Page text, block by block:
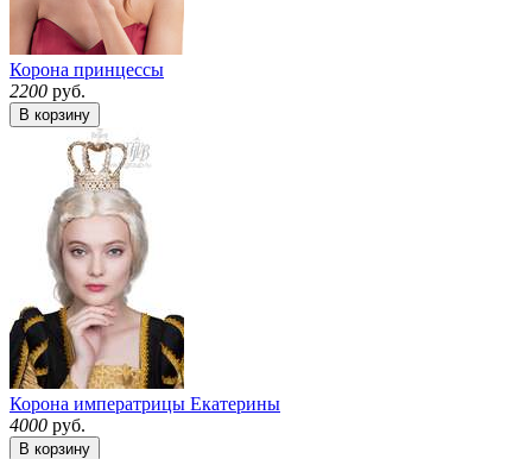
Корона принцессы
2200 руб.
В корзину
Корона императрицы Екатерины
4000 руб.
В корзину